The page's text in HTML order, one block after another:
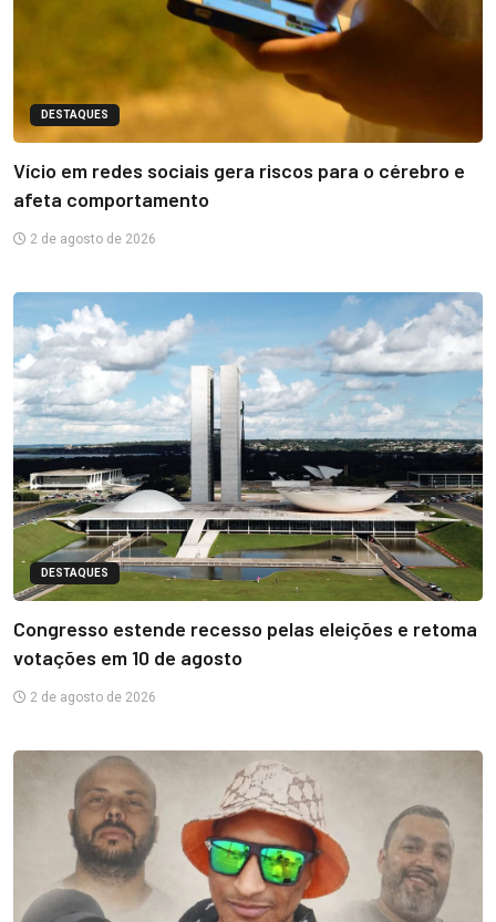
DESTAQUES
Vício em redes sociais gera riscos para o cérebro e
afeta comportamento
2 de agosto de 2026
DESTAQUES
Congresso estende recesso pelas eleições e retoma
votações em 10 de agosto
2 de agosto de 2026